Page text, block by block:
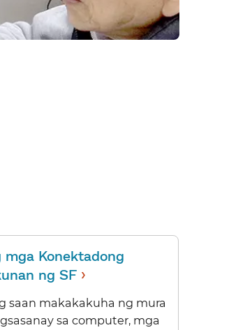
Konektadong
ng SF ›
saan makakakuha ng mura
sa computer, mga